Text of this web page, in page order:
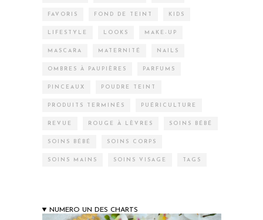
FAVORIS FOND DE TEINT KIDS
LIFESTYLE LOOKS MAKE-UP
MASCARA MATERNITÉ NAILS
OMBRES À PAUPIÈRES PARFUMS
PINCEAUX POUDRE TEINT
PRODUITS TERMINÉS PUÉRICULTURE
REVUE ROUGE À LÈVRES SOINS BÉBÉ
SOINS BÉBÉ SOINS CORPS
SOINS MAINS SOINS VISAGE TAGS
NUMERO UN DES CHARTS